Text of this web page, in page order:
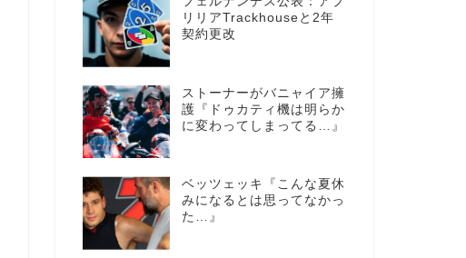
リリアTrackhouseと2年
契約更改
ストーナーがバニャイア擁
護『ドゥカティ機は明らか
に変わってしまってる…』
ベッツェッキ『こんな夏休
みになるとは思ってなかっ
た…』